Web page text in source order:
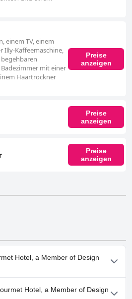
einem TV, einem
Illy-Kaffeemaschine,
mit einer
Haartrockner
Preise
anzeigen
Preise
anzeigen
Preise
anzeigen
Hotel, a Member of Design
a Member of Design Hotels hat
der folgenden Kategorien
Hotel, a Member of Design